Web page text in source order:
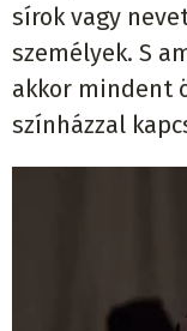
sírok vagy
személyek. S
akkor mindent
színházzal